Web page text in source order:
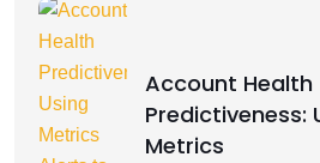
Account Health
Predictiveness:
Metrics